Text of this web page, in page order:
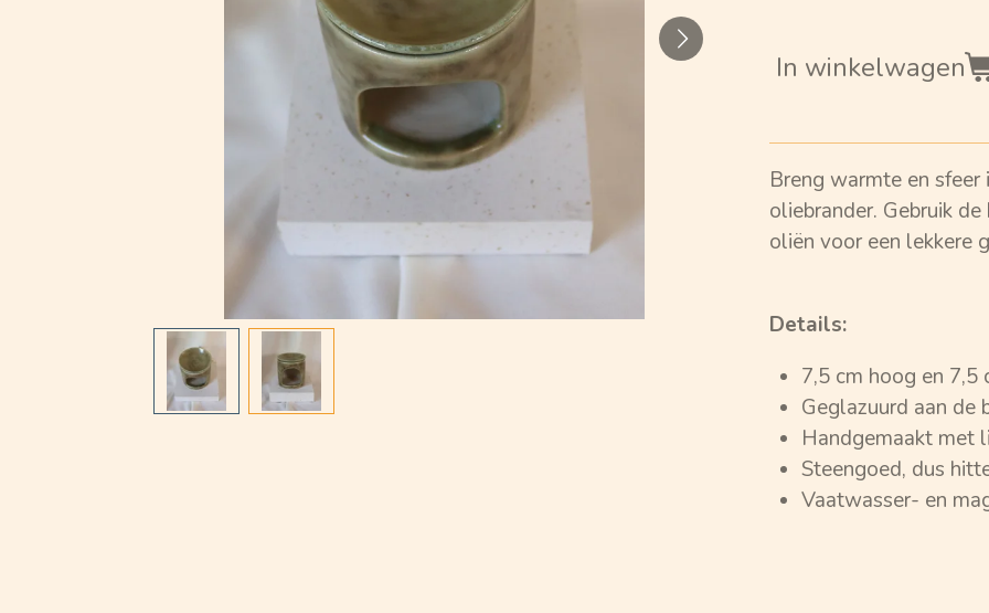
In winkelwagen
Breng warmte en
oliebrander. Gebruik
oliën voor een lekkere
Details:
7,5 cm hoog en 7,5
Geglazuurd aan de
Handgemaakt met
Steengoed, dus
Vaatwasser- en